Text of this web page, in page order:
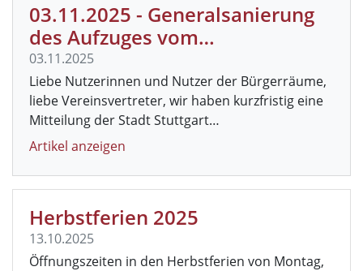
03.11.2025 - Generalsanierung
des Aufzuges vom…
03.11.2025
Liebe Nutzerinnen und Nutzer der Bürgerräume,
liebe Vereinsvertreter, wir haben kurzfristig eine
Mitteilung der Stadt Stuttgart…
Artikel anzeigen
Herbstferien 2025
13.10.2025
Öffnungszeiten in den Herbstferien von Montag,